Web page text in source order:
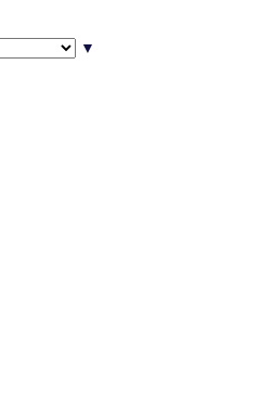
▼